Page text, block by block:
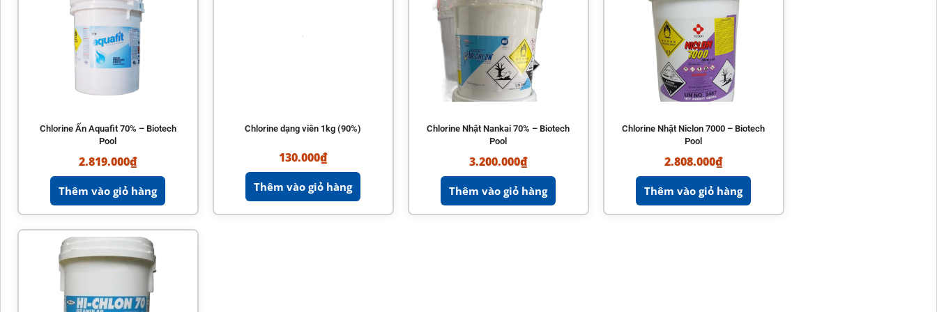
Chlorine Ấn Aquafit 70% – Biotech
Pool
2.819.000₫
Thêm vào giỏ hàng
Chlorine dạng viên 1kg (90%)
130.000₫
Thêm vào giỏ hàng
Chlorine Nhật Nankai 70% – Biotech
Pool
3.200.000₫
Thêm vào giỏ hàng
Chlorine Nhật Niclon 7000 – Biotech
Pool
2.808.000₫
Thêm vào giỏ hàng